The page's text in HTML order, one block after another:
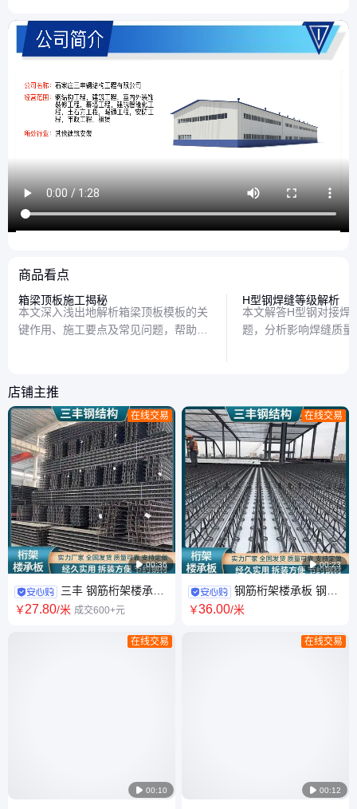
商品看点
箱梁顶板施工揭秘
本文深入浅出地解析箱梁顶板模板的关
键作用、施工要点及常见问题，帮助读
H型钢焊缝等级解析
本文解答H型钢对接焊
题，分析影响焊缝质
店铺主推
 00:36
在线交易
三丰 钢筋桁架楼承板
现浇免拆卸承重板0.5厚镀锌底
￥27.80/米 成交600+元
 00:10
在线交易
 00:23
在线交易
钢筋桁架楼承板 钢结
构楼层板 TD型号 HB型号 底模
￥36.00/米
 00:12
在线交易